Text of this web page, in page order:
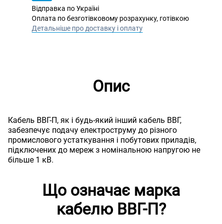
Відправка по Україні
Оплата по безготівковому розрахунку, готівкою
Детальніше про доставку і оплату
Опис
Кабель ВВГ-П, як і будь-який інший кабель ВВГ,
забезпечує подачу електроструму до різного
промислового устаткування і побутових приладів,
підключених до мереж з номінальною напругою не
більше 1 кВ.
Що означає марка
кабелю ВВГ-П?